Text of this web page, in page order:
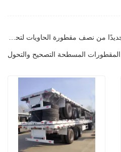
المسطحة التصحيح والتحول